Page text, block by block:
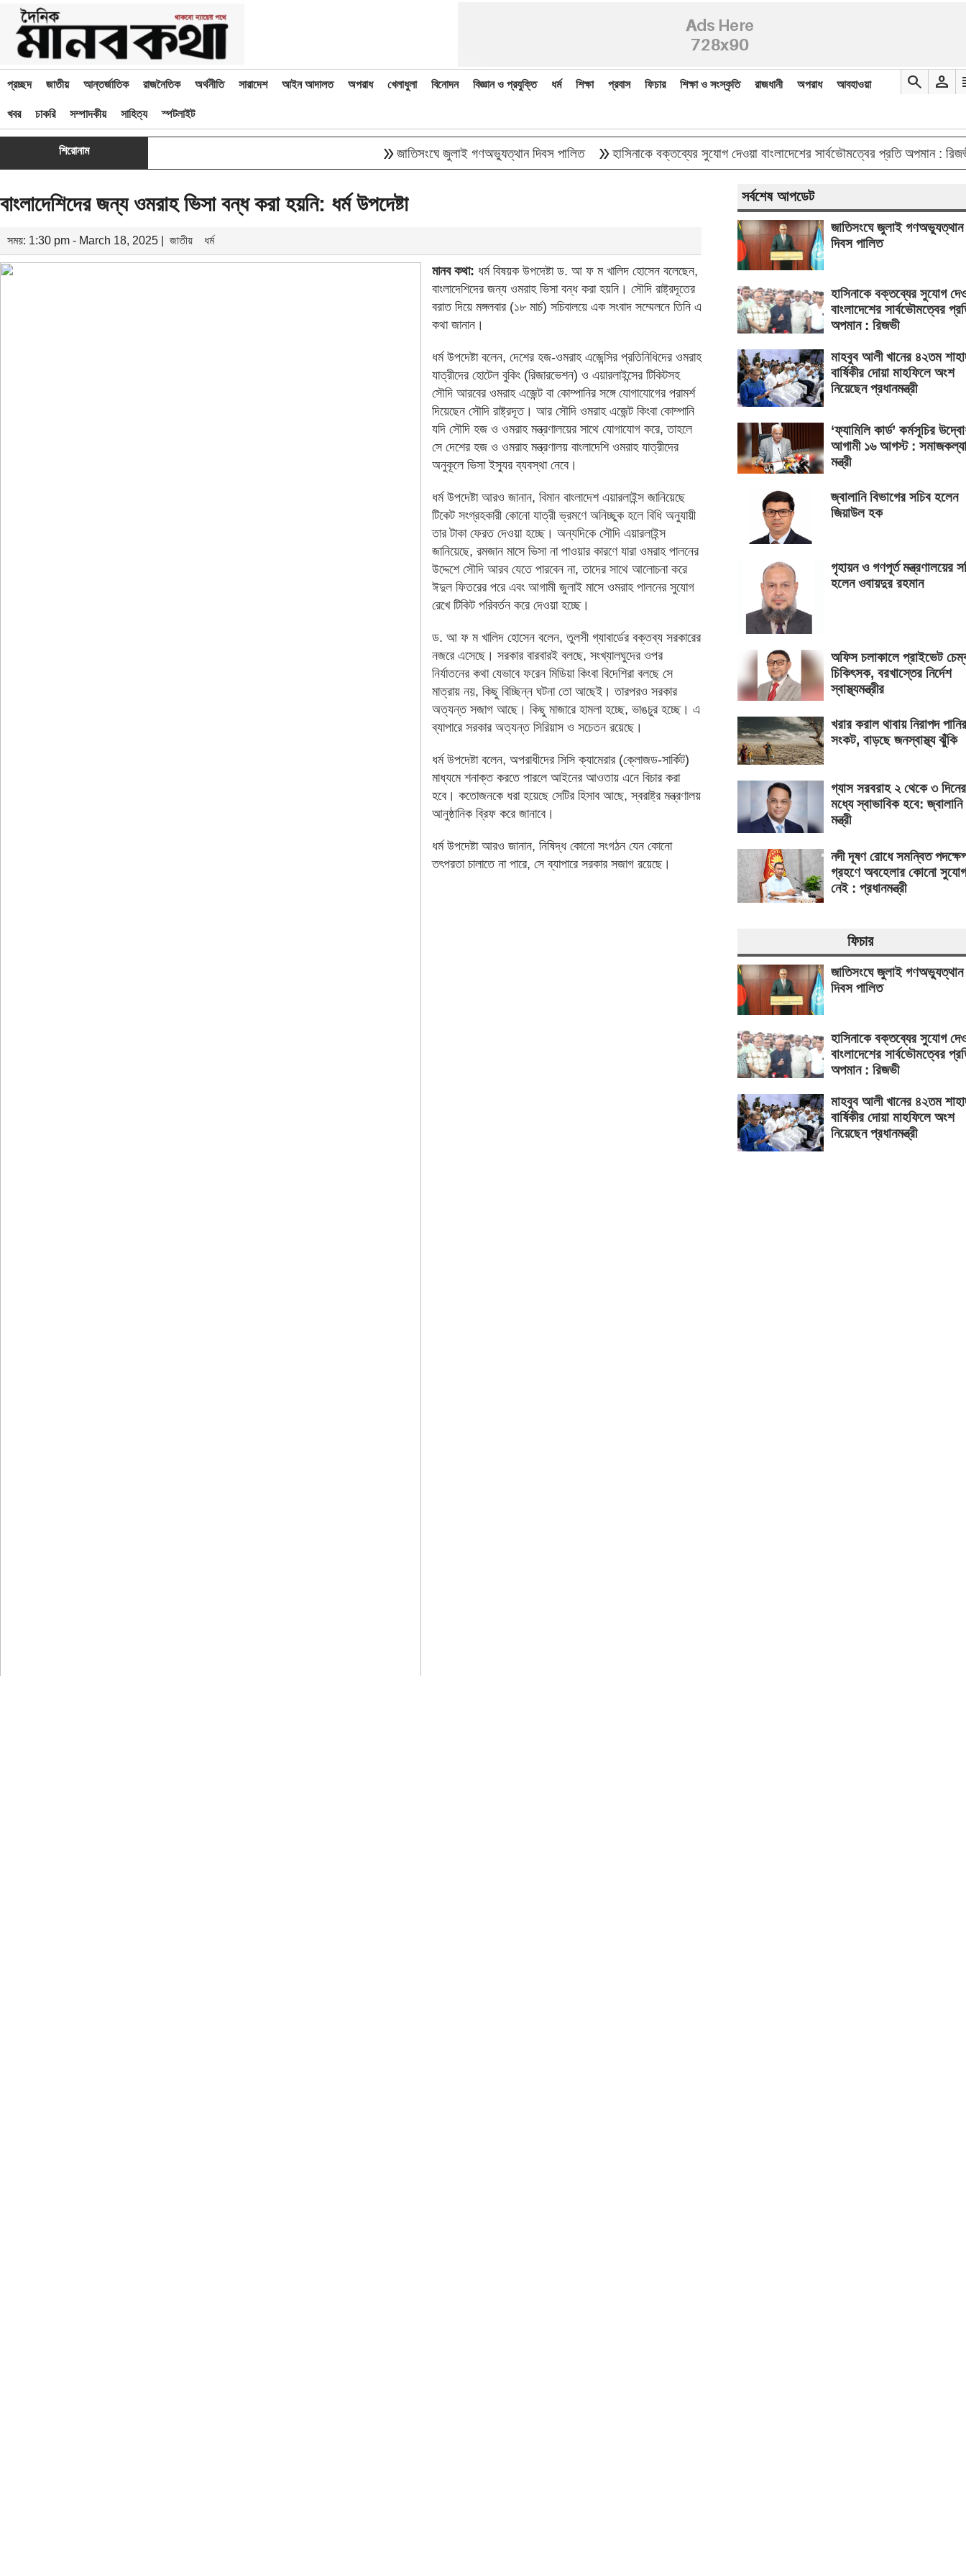
প্রচ্ছদ জাতীয় আন্তর্জাতিক রাজনৈতিক অর্থনীতি সারাদেশ আইন আদালত অপরাধ খেলাধুলা বিনোদন বিজ্ঞান ও প্রযুক্তি ধর্ম শিক্ষা প্রবাস ফিচার শিক্ষা ও সংস্কৃতি রাজধানী অপরাধ আবহাওয়া
খবর চাকরি সম্পাদকীয় সাহিত্য স্পটলাইট
search person
শিরোনাম জাতিসংঘে জুলাই গণঅভ্যুত্থান দিবস পালিত double_arrowহাসিনাকে বক্তব্যের সুযোগ দেওয়া বাংলাদেশের সার্বভৌমত্বের প্রতি অপমান : রিজভী
বাংলাদেশিদের জন্য ওমরাহ ভিসা বন্ধ করা হয়নি: ধর্ম উপদেষ্টা
সময়: 1:30 pm - March 18, 2025 | জাতীয় ধর্ম
মানব কথা: ধর্ম বিষয়ক উপদেষ্টা ড. আ ফ ম খালিদ হোসেন বলেছেন,
বাংলাদেশিদের জন্য ওমরাহ ভিসা বন্ধ করা হয়নি। সৌদি রাষ্ট্রদূতের
বরাত দিয়ে মঙ্গলবার (১৮ মার্চ) সচিবালয়ে এক সংবাদ সম্মেলনে তিনি এ
কথা জানান।
ধর্ম উপদেষ্টা বলেন, দেশের হজ-ওমরাহ এজেন্সির প্রতিনিধিদের ওমরাহ
যাত্রীদের হোটেল বুকিং (রিজারভেশন) ও এয়ারলাইন্সের টিকিটসহ
সৌদি আরবের ওমরাহ এজেন্ট বা কোম্পানির সঙ্গে যোগাযোগের পরামর্শ
দিয়েছেন সৌদি রাষ্ট্রদূত। আর সৌদি ওমরাহ এজেন্ট কিংবা কোম্পানি
যদি সৌদি হজ ও ওমরাহ মন্ত্রণালয়ের সাথে যোগাযোগ করে, তাহলে
সে দেশের হজ ও ওমরাহ মন্ত্রণালয় বাংলাদেশি ওমরাহ যাত্রীদের
অনুকূলে ভিসা ইস্যুর ব্যবস্থা নেবে।
ধর্ম উপদেষ্টা আরও জানান, বিমান বাংলাদেশ এয়ারলাইন্স জানিয়েছে
টিকেট সংগ্রহকারী কোনো যাত্রী ভ্রমণে অনিচ্ছুক হলে বিধি অনুযায়ী
তার টাকা ফেরত দেওয়া হচ্ছে। অন্যদিকে সৌদি এয়ারলাইন্স
জানিয়েছে, রমজান মাসে ভিসা না পাওয়ার কারণে যারা ওমরাহ পালনের
উদ্দেশে সৌদি আরব যেতে পারবেন না, তাদের সাথে আলোচনা করে
ঈদুল ফিতরের পরে এবং আগামী জুলাই মাসে ওমরাহ পালনের সুযোগ
রেখে টিকিট পরিবর্তন করে দেওয়া হচ্ছে।
ড. আ ফ ম খালিদ হোসেন বলেন, তুলসী গ্যাবার্ডের বক্তব্য সরকারের
নজরে এসেছে। সরকার বারবারই বলছে, সংখ্যালঘুদের ওপর
নির্যাতনের কথা যেভাবে ফরেন মিডিয়া কিংবা বিদেশিরা বলছে সে
মাত্রায় নয়, কিছু বিচ্ছিন্ন ঘটনা তো আছেই। তারপরও সরকার
অত্যন্ত সজাগ আছে। কিছু মাজারে হামলা হচ্ছে, ভাঙচুর হচ্ছে। এ
ব্যাপারে সরকার অত্যন্ত সিরিয়াস ও সচেতন রয়েছে।
ধর্ম উপদেষ্টা বলেন, অপরাধীদের সিসি ক্যামেরার (ক্লোজড-সার্কিট)
মাধ্যমে শনাক্ত করতে পারলে আইনের আওতায় এনে বিচার করা
হবে। কতোজনকে ধরা হয়েছে সেটির হিসাব আছে, স্বরাষ্ট্র মন্ত্রণালয়
আনুষ্ঠানিক ব্রিফ করে জানাবে।
ধর্ম উপদেষ্টা আরও জানান, নিষিদ্ধ কোনো সংগঠন যেন কোনো
তৎপরতা চালাতে না পারে, সে ব্যাপারে সরকার সজাগ রয়েছে।
সর্বশেষ আপডেট
জাতিসংঘে জুলাই গণঅভ্যুত্থান
দিবস পালিত
হাসিনাকে বক্তব্যের সুযোগ
বাংলাদেশের সার্বভৌমত্বের
অপমান : রিজভী
মাহবুব আলী খানের ৪২তম
বার্ষিকীর দোয়া মাহফিলে অংশ
নিয়েছেন প্রধানমন্ত্রী
‘ফ্যামিলি কার্ড’ কর্মসূচির
আগামী ১৬ আগস্ট :
মন্ত্রী
জ্বালানি বিভাগের সচিব হলেন
জিয়াউল হক
গৃহায়ন ও গণপূর্ত মন্ত্রণালয়ের
হলেন ওবায়দুর রহমান
অফিস চলাকালে প্রাইভেট
চিকিৎসক, বরখাস্তের নির্দেশ
স্বাস্থ্যমন্ত্রীর
খরার করাল থাবায় নিরাপদ পানির
সংকট, বাড়ছে জনস্বাস্থ্য ঝুঁকি
গ্যাস সরবরাহ ২ থেকে ৩ দিনের
মধ্যে স্বাভাবিক হবে: জ্বালানি
মন্ত্রী
নদী দূষণ রোধে সমন্বিত
গ্রহণে অবহেলার কোনো সুযোগ
নেই : প্রধানমন্ত্রী
ফিচার
জাতিসংঘে জুলাই গণঅভ্যুত্থান
দিবস পালিত
হাসিনাকে বক্তব্যের সুযোগ
বাংলাদেশের সার্বভৌমত্বের
অপমান : রিজভী
মাহবুব আলী খানের ৪২তম
বার্ষিকীর দোয়া মাহফিলে অংশ
নিয়েছেন প্রধানমন্ত্রী